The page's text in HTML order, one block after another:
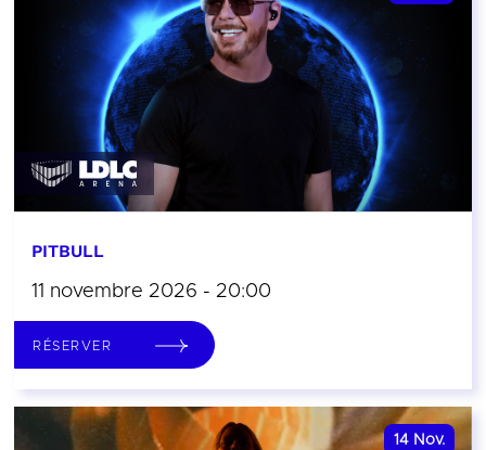
PITBULL
11 novembre 2026 - 20:00
RÉSERVER
14 Nov.